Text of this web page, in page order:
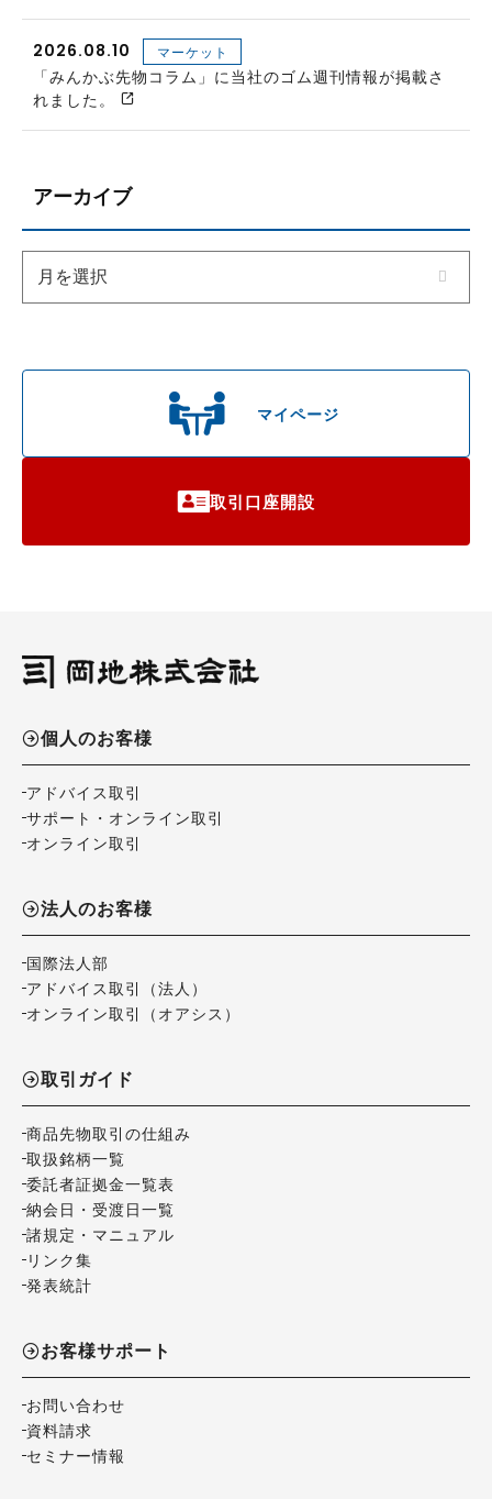
マイページ
取引口座開設
2026.08.10 マーケット
「みんかぶ先物コラム」に当社のゴム週刊情報が掲載さ
れました。
アーカイブ
個人のお客様
アドバイス取引
サポート・オンライン取引
オンライン取引
法人のお客様
国際法人部
アドバイス取引（法人）
オンライン取引（オアシス）
取引ガイド
商品先物取引の仕組み
取扱銘柄一覧
委託者証拠金一覧表
納会日・受渡日一覧
諸規定・マニュアル
リンク集
発表統計
お客様サポート
お問い合わせ
資料請求
セミナー情報